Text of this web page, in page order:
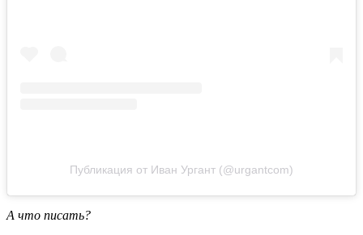
Публикация от Иван Ургант (@urgantcom)
А что писать?